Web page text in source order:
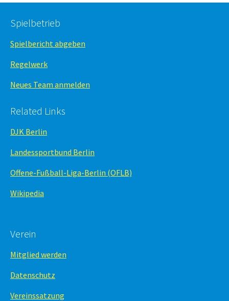
Spielbetrieb
Spielbericht abgeben
Regelwerk
Neues Team anmelden
Related Links
DJK Berlin
Landessportbund Berlin
Offene-Fußball-Liga-Berlin (OFLB)
Wikipedia
Verein
Mitglied werden
Datenschutz
Vereinssatzung